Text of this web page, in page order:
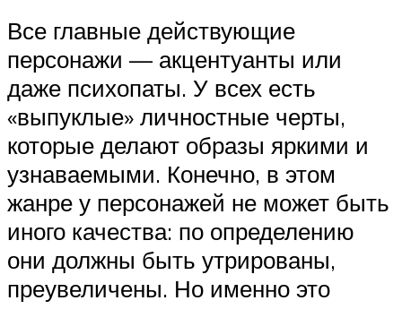
Все главные действующие
персонажи — акцентуанты или
даже психопаты. У всех есть
«выпуклые» личностные черты,
которые делают образы яркими и
узнаваемыми. Конечно, в этом
жанре у персонажей не может быть
иного качества: по определению
они должны быть утрированы,
преувеличены. Но именно это